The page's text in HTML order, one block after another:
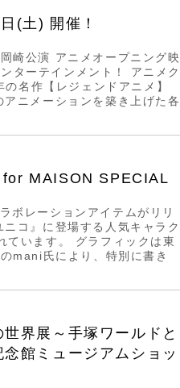
(土) 開催！
公演 アニメオープニング映
ターテインメント！ アニメク
名作【レジェンドアニメ】
ニメーションを築き上げた各
for MAISON SPECIAL
ボレーションアイテムがリリ
コ』に登場する人気キャラク
ています。 グラフィックは東
mani氏により、特別に書き
界展～手塚ワールドと
館ミュージアムショッ